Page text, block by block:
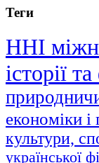
Теги
ННІ
історії
економіки і
культури,
української